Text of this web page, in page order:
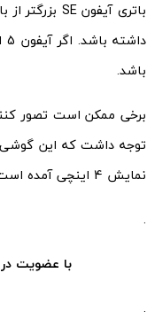
باشد.
نمایش 4 اینچی آمده است و با قیمت نسبتا کم 400 دلاری عرضه می شود.
.
با عضویت در
.